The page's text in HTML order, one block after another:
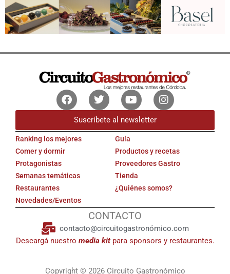
FacebookTwitterYoutubeInstagram
Suscríbete al newsletter
Ranking los mejores
Comer y dormir
Protagonistas
Semanas temáticas
Restaurantes
Novedades/Eventos
Guía
Productos y recetas
Proveedores Gastro
Tienda
¿Quiénes somos?
CONTACTO
contacto@circuitogastronómico.com
Descargá nuestro media kitpara sponsors y restaurantes.
Copyright © 2026 Circuito Gastronómico